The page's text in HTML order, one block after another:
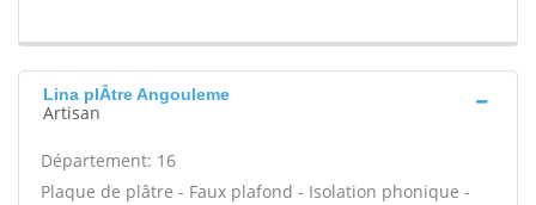
Lina plÂtre Angouleme
Artisan
Département: 16
Plaque de plâtre - Faux plafond - Isolation phonique -